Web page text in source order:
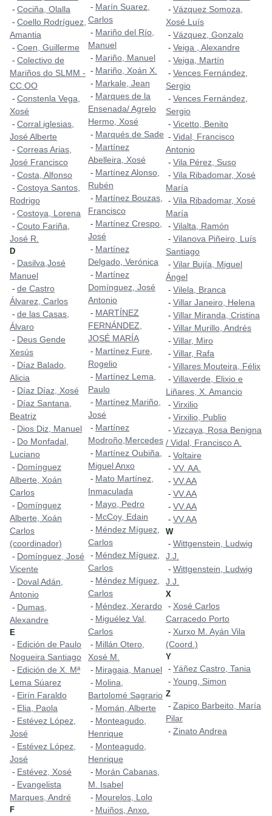
- Cociña, Olalla
- Coello Rodríguez,
Amantia
- Coen, Guillerme
- Colectivo de
Mariños do SLMM -
CC.OO
- Constenla Vega,
Xosé
- Corral iglesias,
José Alberte
- Correas Arias,
José Francisco
- Costa, Alfonso
- Costoya Santos,
Rodrigo
- Costoya, Lorena
- Couto Fariña,
José R.
D
- Dasilva,José
Manuel
- de Castro
Álvarez, Carlos
- de las Casas,
Álvaro
- Deus Gende
Xesús
- Díaz Balado,
Alicia
- Díaz Díaz, Xosé
- Díaz Santana,
Beatriz
- Dios Diz, Manuel
- Do Monfadal,
Luciano
- Domínguez
Alberte, Xoán
Carlos
- Domínguez
Alberte, Xoán
Carlos
(coordinador)
- Domínguez, José
Vicente
- Doval Adán,
Antonio
- Dumas,
Alexandre
E
- Edición de Paulo
Nogueira Santiago
- Edición de X. Mª
Lema Súarez
- Eirín Faraldo
- Elia, Paola
- Estévez López,
José
- Estévez López,
José
- Estévez, Xosé
- Evangelista
Marques, André
F
- Marín Suarez,
Carlos
- Mariño del Río,
Manuel
- Mariño, Manuel
- Mariño, Xoán X.
- Markale, Jean
- Marques de la
Ensenada/ Agrelo
Hermo, Xosé
- Marqués de Sade
- Martínez
Abelleira, Xosé
- Martínez Alonso,
Rubén
- Martínez Bouzas,
Francisco
- Martínez Crespo,
José
- Martínez
Delgado, Verónica
- Martínez
Domínguez, José
Antonio
- MARTÍNEZ
FERNÁNDEZ,
JOSÉ MARÍA
- Martínez Fure,
Rogelio
- Martínez Lema,
Paulo
- Martínez Mariño,
José
- Martínez
Modroño,Mercedes
- Martínez Oubiña,
Miguel Anxo
- Mato Martínez,
Inmaculada
- Mayo, Pedro
- McCoy, Edain
- Méndez Míguez,
Carlos
- Méndez Míguez,
Carlos
- Méndez Míguez,
Carlos
- Méndez, Xerardo
- Miguélez Val,
Carlos
- Millán Otero,
Xosé M.
- Miragaia, Manuel
- Molina,
Bartolomé Sagrario
- Momán, Alberte
- Monteagudo,
Henrique
- Monteagudo,
Henrique
- Morán Cabanas,
M. Isabel
- Mourelos, Lolo
- Muiños, Anxo.
- Vázquez Somoza,
Xosé Luís
- Vázquez, Gonzalo
- Veiga , Alexandre
- Veiga, Martín
- Vences Fernández,
Sergio
- Vences Fernández,
Sergio
- Vicetto, Benito
- Vidal, Francisco
Antonio
- Vila Pérez, Suso
- Vila Ribadomar, Xosé
María
- Vila Ribadomar, Xosé
María
- Vilalta, Ramón
- Vilanova Piñeiro, Luís
Santiago
- Vilar Bujía, Miguel
Ángel
- Vilela, Branca
- Villar Janeiro, Helena
- Villar Miranda, Cristina
- Villar Murillo, Andrés
- Villar, Miro
- Villar, Rafa
- Villares Mouteira, Félix
- Villaverde, Elixio e
Liñares, X. Amancio
- Virxilio
- Virxilio, Publio
- Vizcaya, Rosa Benigna
/ Vidal, Francisco A.
- Voltaire
- VV. AA.
- VV.AA
- VV.AA
- VV.AA
- VV.AA
W
- Wittgenstein, Ludwig
J.J.
- Wittgenstein, Ludwig
J.J.
X
- Xosé Carlos
Carracedo Porto
- Xurxo M. Ayán Vila
(Coord.)
Y
- Yáñez Castro, Tania
- Young, Simon
Z
- Zapico Barbeito, María
Pilar
- Zinato Andrea